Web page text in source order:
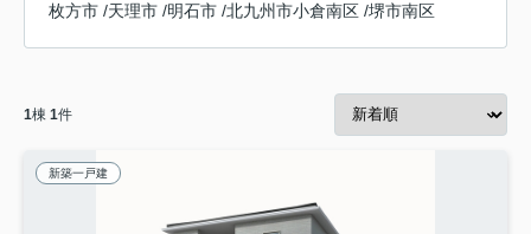
枚方市 /天理市 /明石市 /北九州市小倉南区 /堺市南区
1棟 1件
新築一戸建